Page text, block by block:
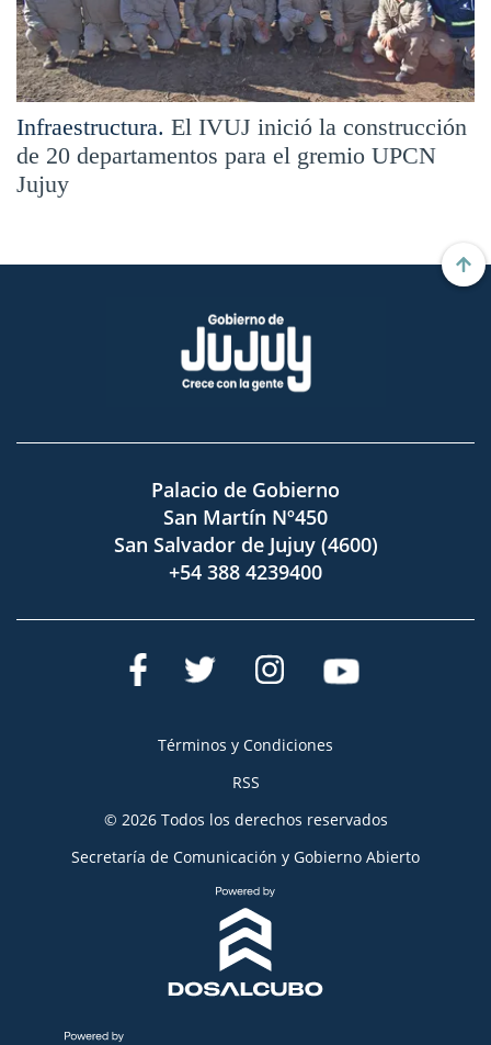
Infraestructura. El IVUJ inició la construcción
de 20 departamentos para el gremio UPCN
Jujuy
Palacio de Gobierno
San Martín Nº450
San Salvador de Jujuy (4600)
+54 388 4239400
Términos y Condiciones
RSS
© 2026 Todos los derechos reservados
Secretaría de Comunicación y Gobierno Abierto